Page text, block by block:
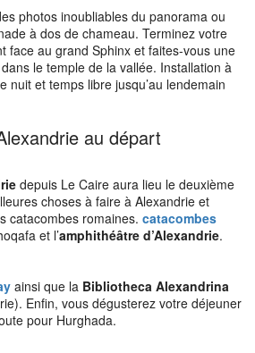
photos inoubliables du panorama ou
à dos de chameau. Terminez votre
face au grand Sphinx et faites-vous une
le temple de la vallée. Installation à
nuit et temps libre jusqu’au lendemain
au départ
depuis Le Caire aura lieu le deuxième
choses à faire à Alexandrie et
catacombes romaines. catacombes
et l’amphithéâtre d’Alexandrie.
ainsi que la Bibliotheca Alexandrina
Enfin, vous dégusterez votre déjeuner
pour Hurghada.